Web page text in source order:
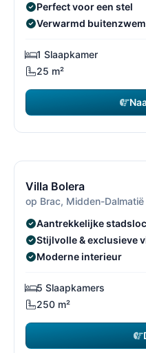
Perfect voor een stel
Verwarmd
1 Slaapkamer
25 m²
Villa Bolera
op Brac, Midden-Dalmatië
Aantrekkelijke
Stijlvolle & exclusieve
Moderne interieur
5 Slaapkamers
250 m²